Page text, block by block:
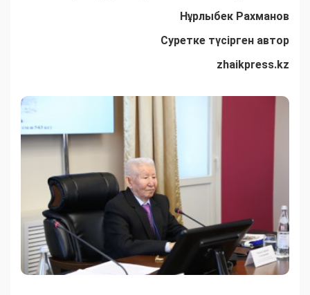
Нұрлыбек Рахманов
Суретке түсірген автор
zhaikpress.kz